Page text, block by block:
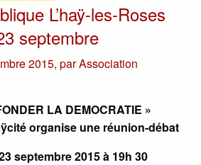
L’haÿ-les-Roses
septembre
2015, parAssociation
LA DEMOCRATIE »
organise une réunion-débat
septembre 2015 à 19h 30